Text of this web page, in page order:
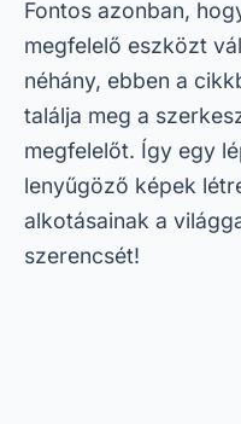
Fontos azonban,
megfelelő eszközt
néhány, ebben a
találja meg a
megfelelőt. Így egy
lenyűgöző képek
alkotásainak a
szerencsét!